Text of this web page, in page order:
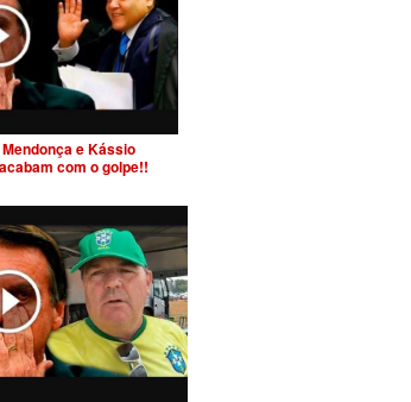
e Kássio
com o golpe!!